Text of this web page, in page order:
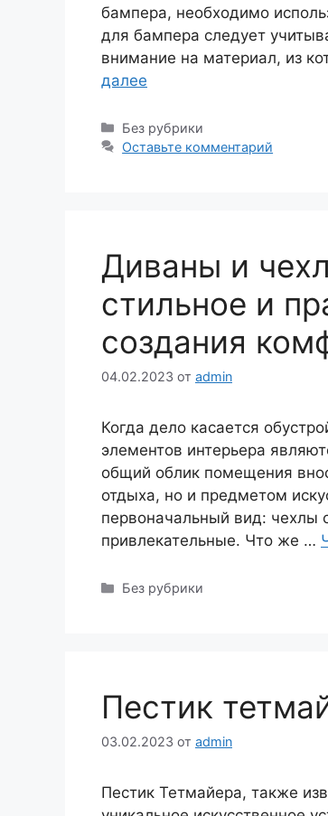
бампера, необходимо
для бампера следует
внимание на материал, из
далее
Рубрики
Без рубрики
Оставьте комментарий
Диваны и
стильное и
создания
04.02.2023 от admin
Когда дело касается
элементов интерьера
общий облик помещения
отдыха, но и предметом
первоначальный вид: чехлы
привлекательные. Что же …
Рубрики
Без рубрики
Пестик
03.02.2023 от admin
Пестик Тетмайера, также